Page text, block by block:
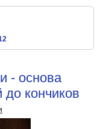
- основа
до кончиков